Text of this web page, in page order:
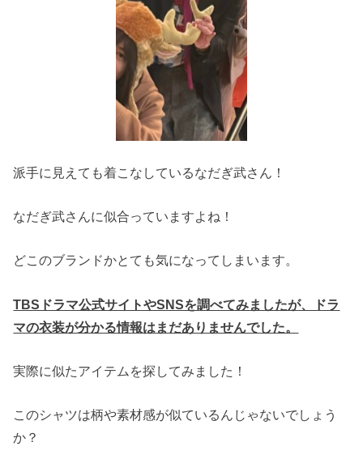
派手に見えても着こなしているなだぎ武さん！
なだぎ武さんに似合っていますよね！
どこのブランドかとても気になってしまいます。
TBSドラマ公式サイトやSNSを調べてみましたが、ドラ
マの衣装が分かる情報はまだありませんでした。
実際に似たアイテムを探してみました！
このシャツは柄や素材感が似ているんじゃないでしょう
か？